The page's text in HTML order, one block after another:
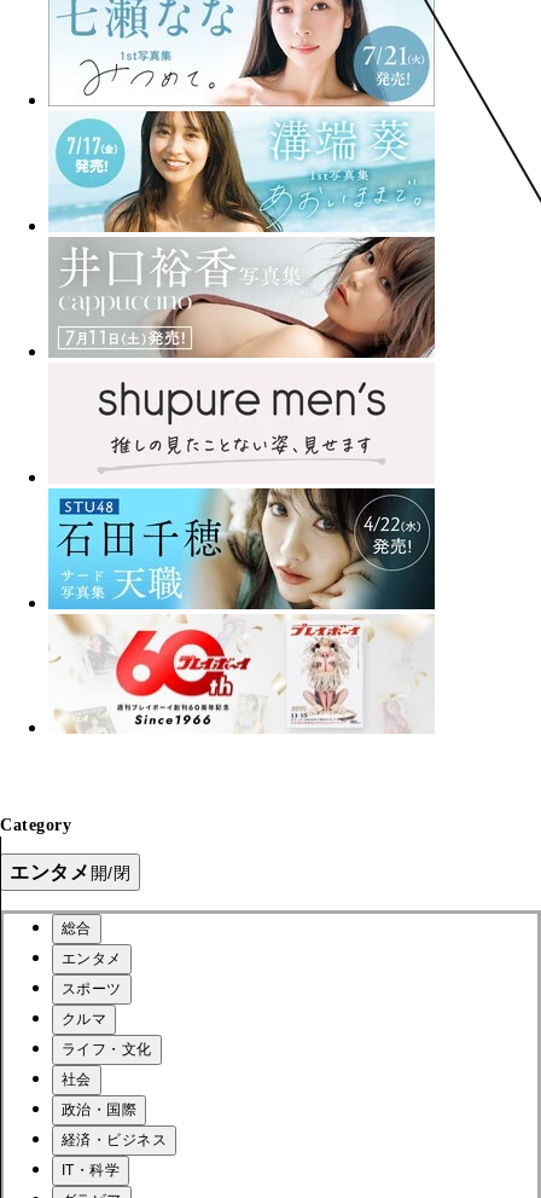
Category
エンタメ 開/閉
総合
エンタメ
スポーツ
クルマ
ライフ・文化
社会
政治・国際
経済・ビジネス
IT・科学